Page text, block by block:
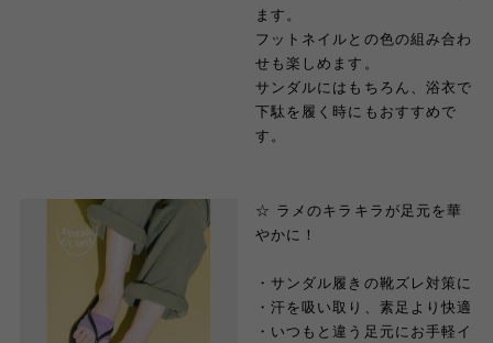
ます。
フットネイルとの色の組み合わ
せも楽しめます。
サンダルにはもちろん、浴衣で
下駄を履く時にもおすすめで
す。
☆ ラメのキラキラが足元を華
やかに！
・サンダル履きの靴ズレ対策に
・汗を吸い取り、素足より快適
・いつもと違う足元にお手軽イ